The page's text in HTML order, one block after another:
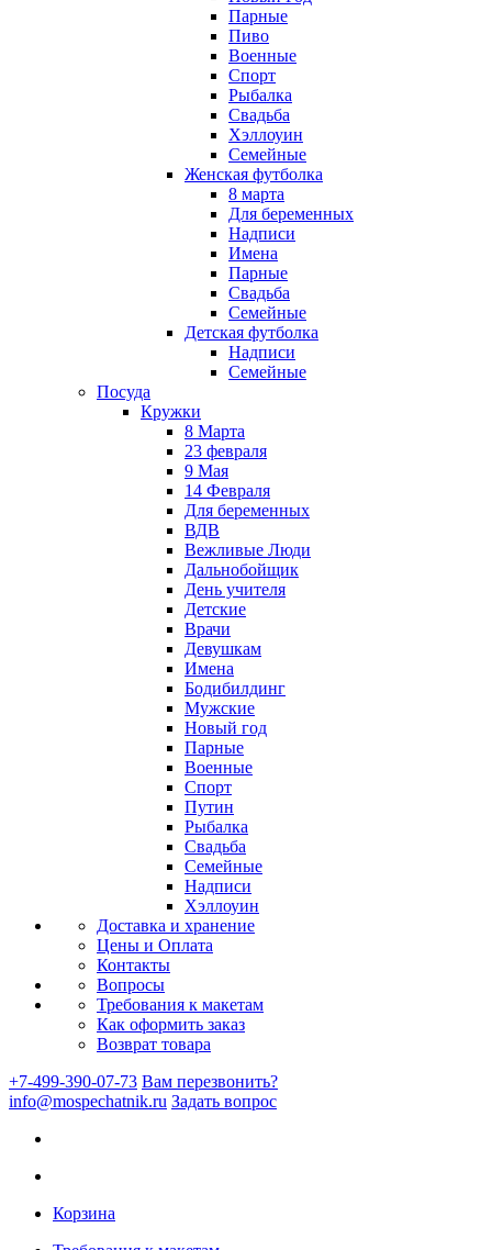
Парные
Пиво
Военные
Спорт
Рыбалка
Свадьба
Хэллоуин
Семейные
Женская футболка
8 марта
Для беременных
Надписи
Имена
Парные
Свадьба
Семейные
Детская футболка
Надписи
Семейные
Посуда
Кружки
8 Марта
23 февраля
9 Мая
14 Февраля
Для беременных
ВДВ
Вежливые Люди
Дальнобойщик
День учителя
Детские
Врачи
Девушкам
Имена
Бодибилдинг
Мужские
Новый год
Парные
Военные
Спорт
Путин
Рыбалка
Свадьба
Семейные
Надписи
Хэллоуин
Доставка и хранение
Цены и Оплата
Контакты
Вопросы
Требования к макетам
Как оформить заказ
Возврат товара
+7-499-390-07-73 Вам перезвонить?
info@mospechatnik.ru Задать вопрос
Корзина